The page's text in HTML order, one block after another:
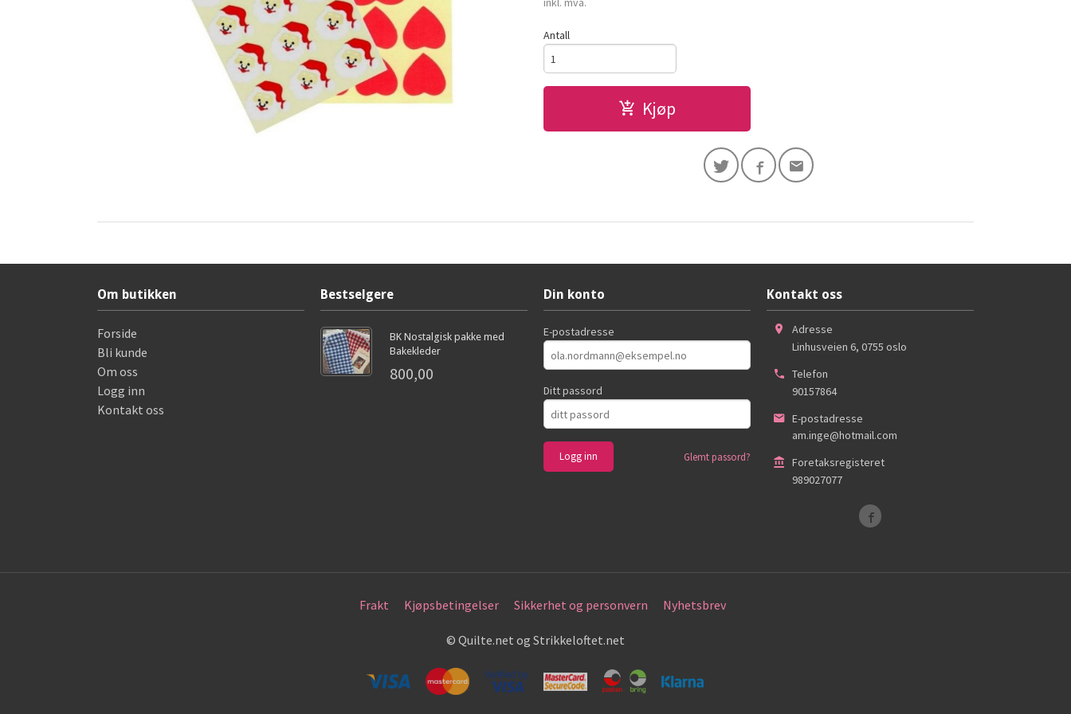
Antall
Kjøp
Om butikken
Forside
Bli kunde
Om oss
Logg inn
Kontakt oss
Bestselgere
BK Nostalgisk pakke med
Bakekleder
800,00
Din konto
E-postadresse
Ditt passord
Glemt passord?
Kontakt oss
Adresse
Linhusveien 6, 0755 oslo
Telefon
90157864
E-postadresse
am.inge@hotmail.com
Foretaksregisteret
989027077
Frakt Kjøpsbetingelser Sikkerhet og personvern Nyhetsbrev
© Quilte.net og Strikkeloftet.net